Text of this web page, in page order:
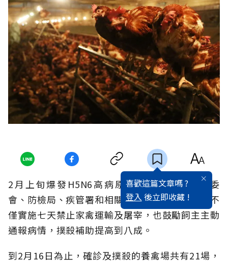
喜歡這篇文章嗎 ?
登入 後立即收藏 !
2月上旬爆發H5N6高病原性禽流感疫情，農委
會、防檢局、疾管署和相關專家研討防治方法，不
僅實施七天禁止家禽運輸及屠宰，也鼓勵飼主主動
通報病情，撲殺補助提高到八成。
到2月16日為止，確診及撲殺的養禽場共有21場，